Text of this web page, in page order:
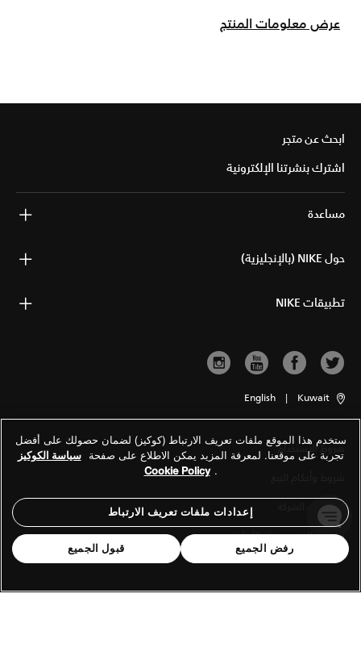
عرض معلومات المنتج
ابحث عن متجر
اشترك بنشرتنا الإلكترونية
مساعدة
حول NIKE (بالإنجليزية)
تطبيقات NIKE
Kuwait
|
English
شروط الاستخدام
معلومات الشركة
سياسة الخصوصية والكوكيز
ستخدم هذا الموقع ملفات تعريف الارتباط (كوكيز) لضمان حصولك على أفضل
تجربة على موقعنا. لمعرفة المزيد يمكن الاطلاع على صفحة سياسة الكوكيز
.
Cookie Policy
إعدادات ملفات تعريف الارتباط
رفض الجميع قبول الجميع